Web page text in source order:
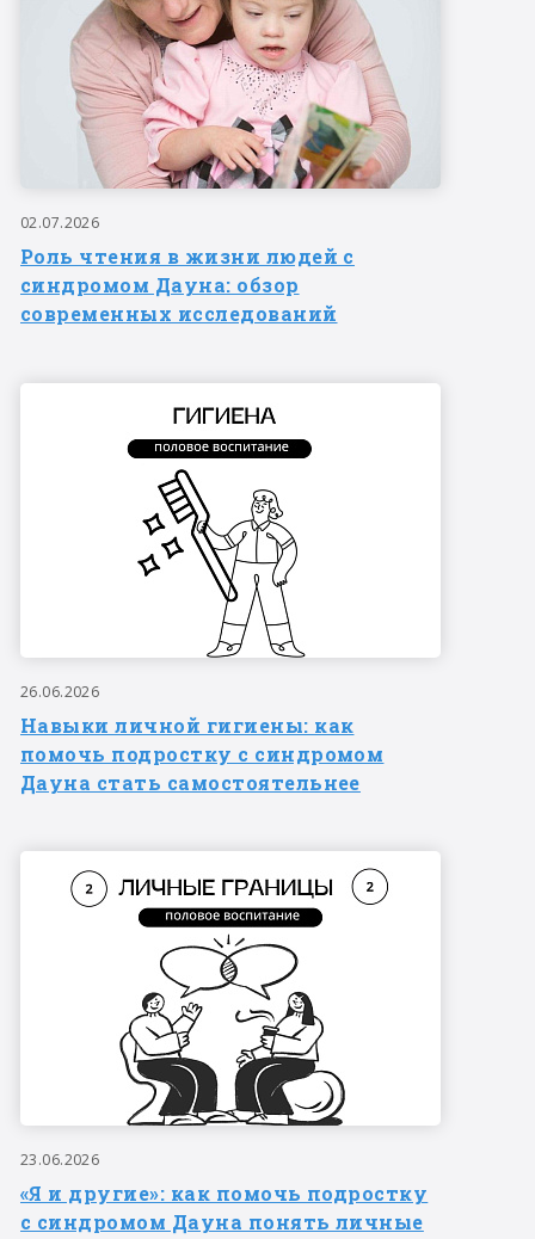
02.07.2026
Роль чтения в жизни людей с
синдромом Дауна: обзор
современных исследований
26.06.2026
Навыки личной гигиены: как
помочь подростку с синдромом
Дауна стать самостоятельнее
23.06.2026
«Я и другие»: как помочь подростку
с синдромом Дауна понять личные